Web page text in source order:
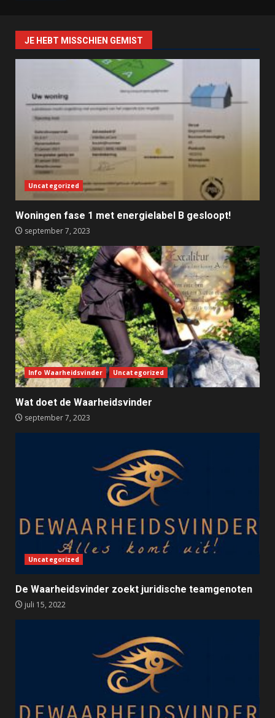
JE HEBT MISSCHIEN GEMIST
Uncategorized
Woningen fase 1 met energielabel B gesloopt!
september 7, 2023
Info Waarheidsvinder Uncategorized
Wat doet de Waarheidsvinder
september 7, 2023
Uncategorized
De Waarheidsvinder zoekt juridische teamgenoten
juli 15, 2022